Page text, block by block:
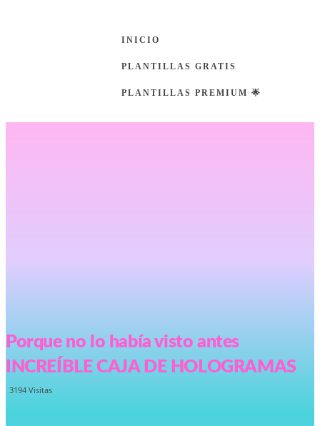
INICIO
PLANTILLAS GRATIS
PLANTILLAS PREMIUM 🌟
Porque no lo había visto antes
INCREÍBLE CAJA DE HOLOGRAMAS
3194 Visitas